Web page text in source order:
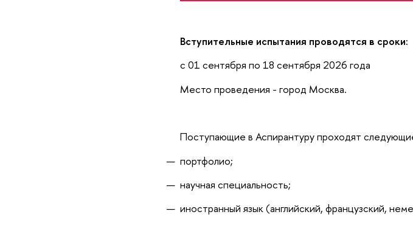
Вступительные испытания проводятся в сроки:
с 01 сентября по 18 сентября 2026 года
Место проведения - город Москва.
Поступающие в Аспирантуру проходят
портфолио;
научная специальность;
иностранный язык (английский, французский,